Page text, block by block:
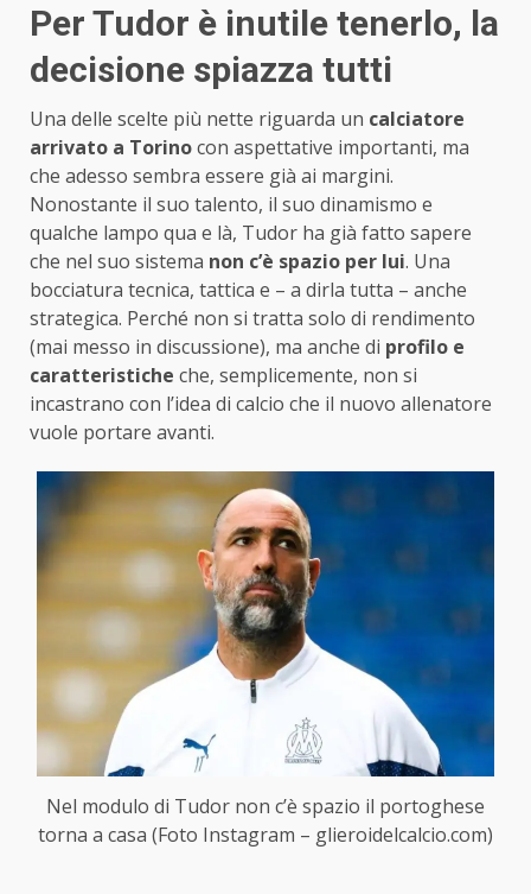
Per Tudor è inutile tenerlo, la
decisione spiazza tutti
Una delle scelte più nette riguarda un calciatore
arrivato a Torinocon aspettative importanti, ma
che adesso sembra essere già ai margini.
Nonostante il suo talento, il suo dinamismo e
qualche lampo qua e là, Tudor ha già fatto sapere
che nel suo sistema non c’è spazio per lui. Una
bocciatura tecnica, tattica e – a dirla tutta – anche
strategica. Perché non si tratta solo di rendimento
(mai messo in discussione), ma anche di profilo e
caratteristiche che, semplicemente, non si
incastrano con l’idea di calcio che il nuovo allenatore
vuole portare avanti.
Nel modulo di Tudor non c’è spazio il portoghese
torna a casa (Foto Instagram – glieroidelcalcio.com)